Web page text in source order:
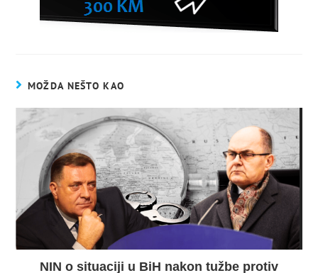
MOŽDA NEŠTO KAO
NIN o situaciji u BiH nakon tužbe protiv